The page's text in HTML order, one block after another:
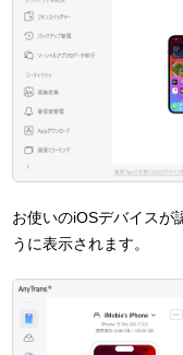
お使いのiOSデバイスが
うに表示されます。